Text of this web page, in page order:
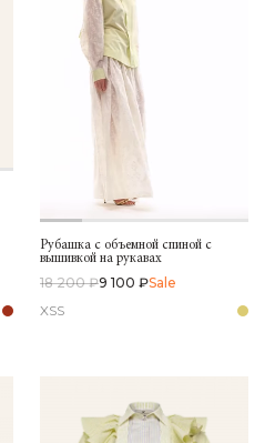
Рубашка с объемной спиной с
вышивкой на рукавах
18 200 ₽9 100 ₽Sale
XSS